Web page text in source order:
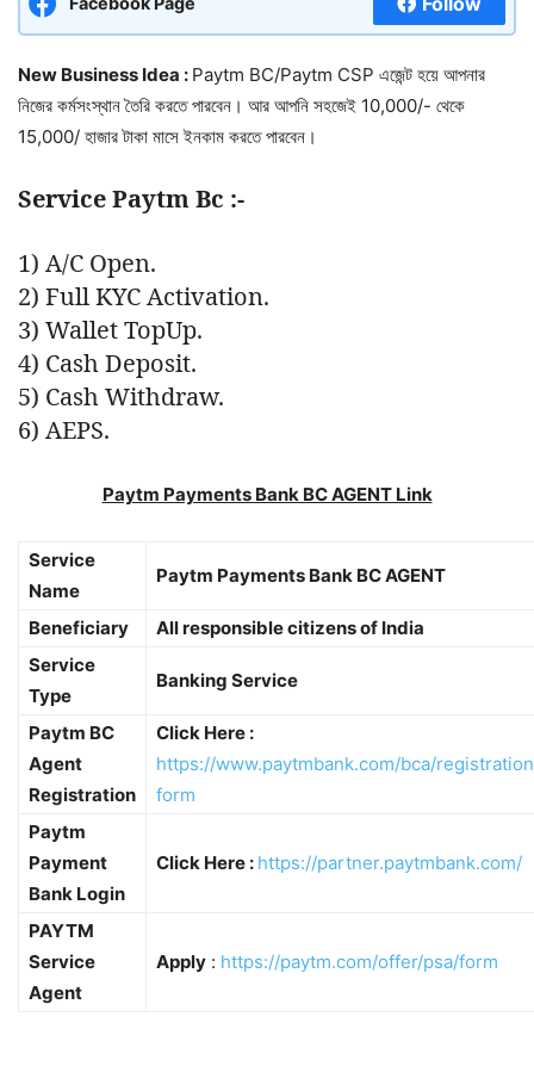
New Business Idea : Paytm BC/Paytm CSP এজেন্ট হয়ে আপনার
নিজের কর্মসংস্থান তৈরি করতে পারবেন। আর আপনি সহজেই 10,000/- থেকে
15,000/ হাজার টাকা মাসে ইনকাম করতে পারবেন।
Service Paytm Bc :-
1) A/C Open.
2) Full KYC Activation.
3) Wallet TopUp.
4) Cash Deposit.
5) Cash Withdraw.
6) AEPS.
Paytm Payments Bank BC AGENT Link
Service
Name
Paytm Payments Bank BC AGENT
Beneficiary
All responsible citizens of India
Service
Type
Banking Service
Paytm BC
Agent
Registration
Click Here :
https://www.paytmbank.com/bca/
form
Paytm
Payment
Bank Login
Click Here : https://partner.paytmbank.com/
PAYTM
Service
Agent
Apply : https://paytm.com/offer/psa/form